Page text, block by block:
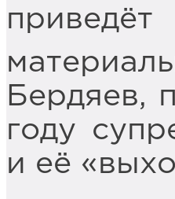
Бердяев,
году
и её